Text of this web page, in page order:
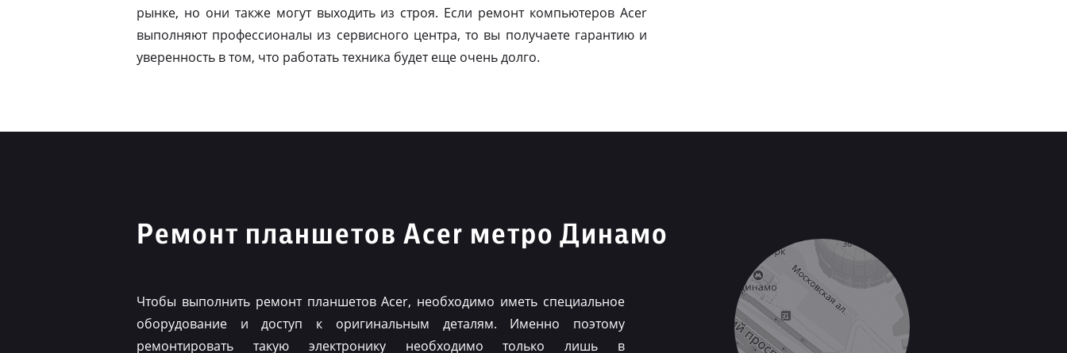
рынке, но они также могут выходить из строя. Если ремонт компьютеров Acer
выполняют профессионалы из сервисного центра, то вы получаете гарантию и
уверенность в том, что работать техника будет еще очень долго.
Ремонт планшетов Acer метро Динамо
Чтобы выполнить ремонт планшетов Acer, необходимо иметь специальное
оборудование и доступ к оригинальным деталям. Именно поэтому
ремонтировать такую электронику необходимо только лишь в